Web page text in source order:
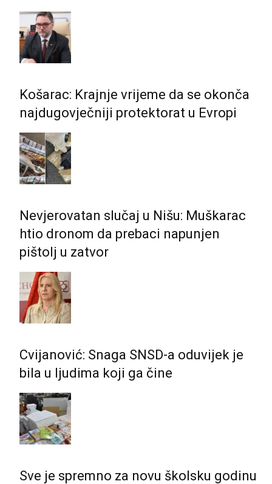
Košarac: Krajnje vrijeme da se okonča
najdugovječniji protektorat u Evropi
Nevjerovatan slučaj u Nišu: Muškarac
htio dronom da prebaci napunjen
pištolj u zatvor
Cvijanović: Snaga SNSD-a oduvijek je
bila u ljudima koji ga čine
Sve je spremno za novu školsku godinu